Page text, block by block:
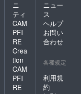
で、日
程調整
をさせ
ていた
だきま
す。 ※
の上限
５０名
までと
させて
ニ
ティ
CAM
PFI
RE
Crea
tion
CAM
PFI
RE
ニュー
ス
ヘルプ
お問い
合わせ
各種規定
利用規
約